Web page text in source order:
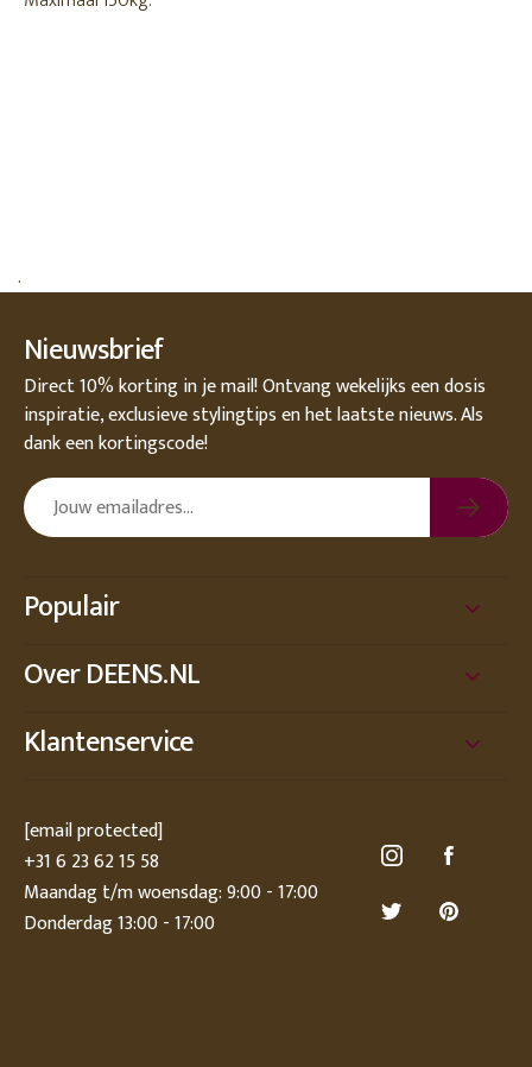
.
Nieuwsbrief
Direct 10% korting in je mail! Ontvang wekelijks een dosis
inspiratie, exclusieve stylingtips en het laatste nieuws. Als
dank een kortingscode!
Populair
Over DEENS.NL
Klantenservice
[email protected]
+31 6 23 62 15 58
Maandag t/m woensdag: 9:00 - 17:00
Donderdag 13:00 - 17:00